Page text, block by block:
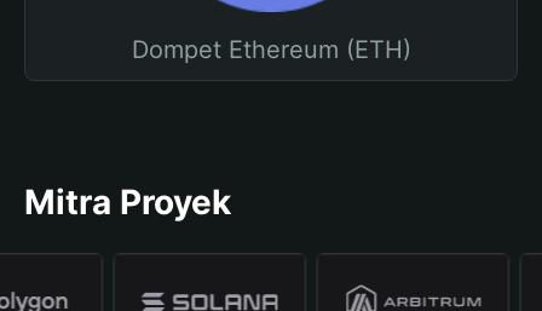
Dompet Ethereum (ETH)
Mitra Proyek